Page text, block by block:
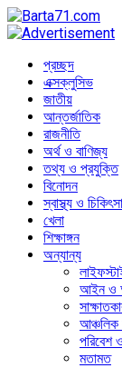
প্রচ্ছদ
এক্সক্লুসিভ
জাতীয়
আন্তর্জাতিক
রাজনীতি
অর্থ ও বাণিজ্য
তথ্য ও প্রযুক্তি
বিনোদন
স্বাস্থ্য ও চিকিৎসা
খেলা
শিক্ষাঙ্গন
অন্যান্য
আইন ও
আঞ্চলিক
পরিবেশ
মতামত